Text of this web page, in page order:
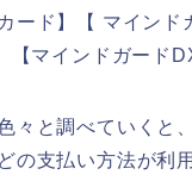
ード】【 マイン
【マインドガード
々と調べていくと
の支払い方法が利